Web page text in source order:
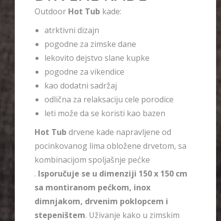
Outdoor Hot Tub kade:
atrktivni dizajn
pogodne za zimske dane
lekovito dejstvo slane kupke
pogodne za vikendice
kao dodatni sadržaj
odlična za relaksaciju cele porodice
leti može da se koristi kao bazen
Hot Tub drvene kade napravljene od
pocinkovanog lima obložene drvetom, sa
kombinacijom spoljašnje pećke
. Isporučuje se u dimenziji 150 x 150 cm
sa montiranom pećkom, inox
dimnjakom, drvenim poklopcem i
stepeništem. Uživanje kako u zimskim